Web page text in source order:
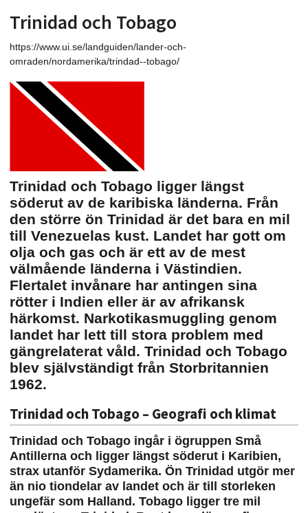
Trinidad och Tobago
https://www.ui.se/landguiden/lander-och-
omraden/nordamerika/trindad--tobago/
Trinidad och Tobago ligger längst
söderut av de karibiska länderna. Från
den större ön Trinidad är det bara en mil
till Venezuelas kust. Landet har gott om
olja och gas och är ett av de mest
välmående länderna i Västindien.
Flertalet invånare har antingen sina
rötter i Indien eller är av afrikansk
härkomst. Narkotikasmuggling genom
landet har lett till stora problem med
gängrelaterat våld. Trinidad och Tobago
blev självständigt från Storbritannien
1962.
Trinidad och Tobago – Geografi och klimat
Trinidad och Tobago ingår i ögruppen Små
Antillerna och ligger längst söderut i Karibien,
strax utanför Sydamerika. Ön Trinidad utgör mer
än nio tiondelar av landet och är till storleken
ungefär som Halland. Tobago ligger tre mil